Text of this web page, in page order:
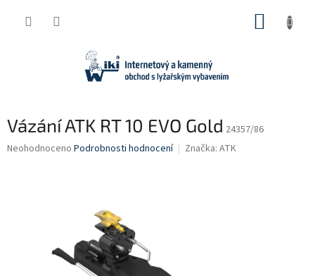
Vázání ATK RT 10 EVO Gold 24357/86
Průměrné
Neohodnoceno Podrobnosti hodnocení Značka: ATK